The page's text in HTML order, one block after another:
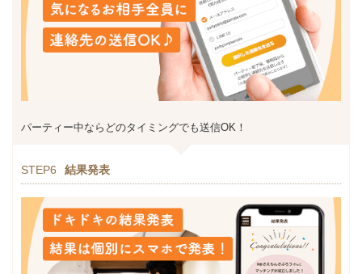
パーティー中ならどのタイミングでも送信OK！
STEP6 結果発表